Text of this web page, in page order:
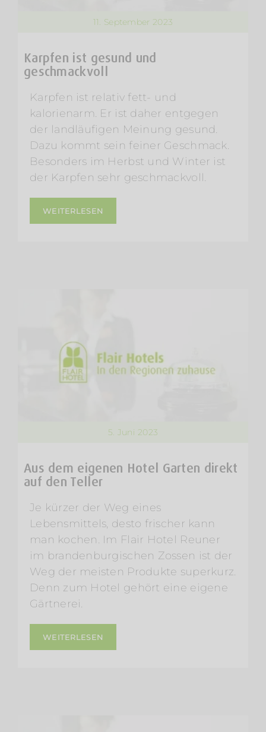
11. September 2023
Karpfen ist gesund und
geschmackvoll
Karpfen ist relativ fett- und
kalorienarm. Er ist daher entgegen
der landläufigen Meinung gesund.
Dazu kommt sein feiner Geschmack.
Besonders im Herbst und Winter ist
der Karpfen sehr geschmackvoll.
WEITERLESEN
5. Juni 2023
Aus dem eigenen Hotel Garten direkt
auf den Teller
Je kürzer der Weg eines
Lebensmittels, desto frischer kann
man kochen. Im Flair Hotel Reuner
im brandenburgischen Zossen ist der
Weg der meisten Produkte superkurz.
Denn zum Hotel gehört eine eigene
Gärtnerei.
WEITERLESEN